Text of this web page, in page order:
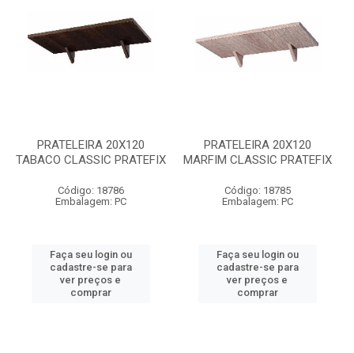
PRATELEIRA 20X120
TABACO CLASSIC PRATEFIX
Código: 18786
Embalagem: PC
Faça seu login ou
cadastre-se para
ver preços e
comprar
PRATELEIRA 20X120
MARFIM CLASSIC PRATEFIX
Código: 18785
Embalagem: PC
Faça seu login ou
cadastre-se para
ver preços e
comprar